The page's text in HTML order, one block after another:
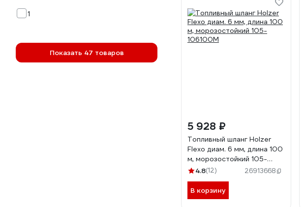
1
Показать 47 товаров
5 928 ₽
Топливный шланг Holzer
Flexo диам. 6 мм, длина 100
м, морозостойкий 105-
106100M
4.8(12) 26913668
В корзину